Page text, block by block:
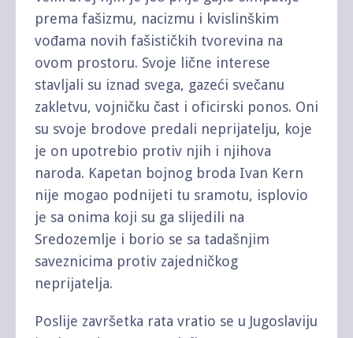
prema fašizmu, nacizmu i kvislinškim
vođama novih fašističkih tvorevina na
ovom prostoru. Svoje lične interese
stavljali su iznad svega, gazeći svečanu
zakletvu, vojničku čast i oficirski ponos. Oni
su svoje brodove predali neprijatelju, koje
je on upotrebio protiv njih i njihova
naroda. Kapetan bojnog broda Ivan Kern
nije mogao podnijeti tu sramotu, isplovio
je sa onima koji su ga slijedili na
Sredozemlje i borio se sa tadašnjim
saveznicima protiv zajedničkog
neprijatelja.
Poslije završetka rata vratio se u Jugoslaviju